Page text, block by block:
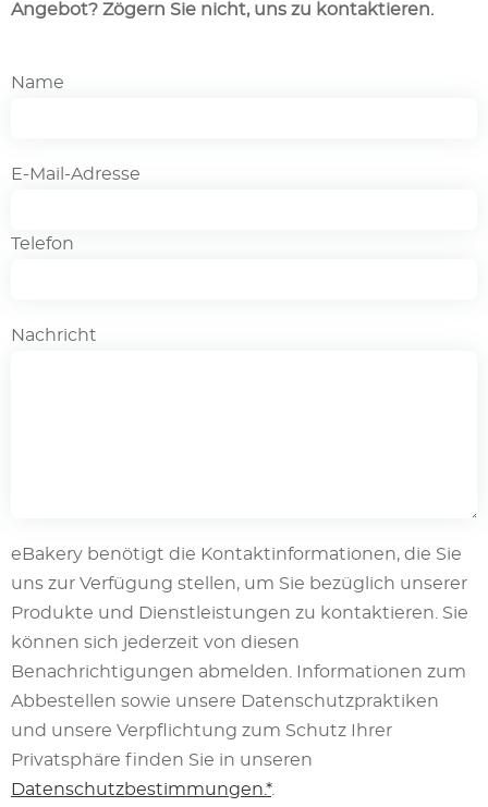
Angebot? Zögern Sie nicht, uns zu kontaktieren.
Name
E-Mail-Adresse
Telefon
Nachricht
eBakery benötigt die Kontaktinformationen, die Sie
uns zur Verfügung stellen, um Sie bezüglich unserer
Produkte und Dienstleistungen zu kontaktieren. Sie
können sich jederzeit von diesen
Benachrichtigungen abmelden. Informationen zum
Abbestellen sowie unsere Datenschutzpraktiken
und unsere Verpflichtung zum Schutz Ihrer
Privatsphäre finden Sie in unseren
Datenschutzbestimmungen.*.